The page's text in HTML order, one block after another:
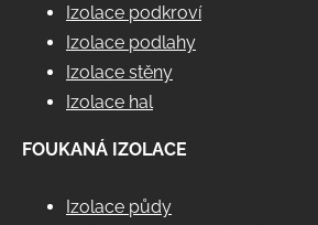
Izolace podkroví
Izolace podlahy
Izolace stěny
Izolace hal
FOUKANÁ IZOLACE
Izolace půdy